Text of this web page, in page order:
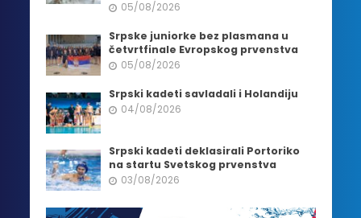
05/08/2026
Srpske juniorke bez plasmana u
četvrtfinale Evropskog prvenstva
05/08/2026
Srpski kadeti savladali i Holandiju
04/08/2026
Srpski kadeti deklasirali Portoriko
na startu Svetskog prvenstva
03/08/2026